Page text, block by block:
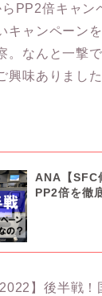
PP2倍キャン
キャンペーン
。なんと一撃
興味ありまし
ANA【SFC
PP2倍を徹
】後半戦！